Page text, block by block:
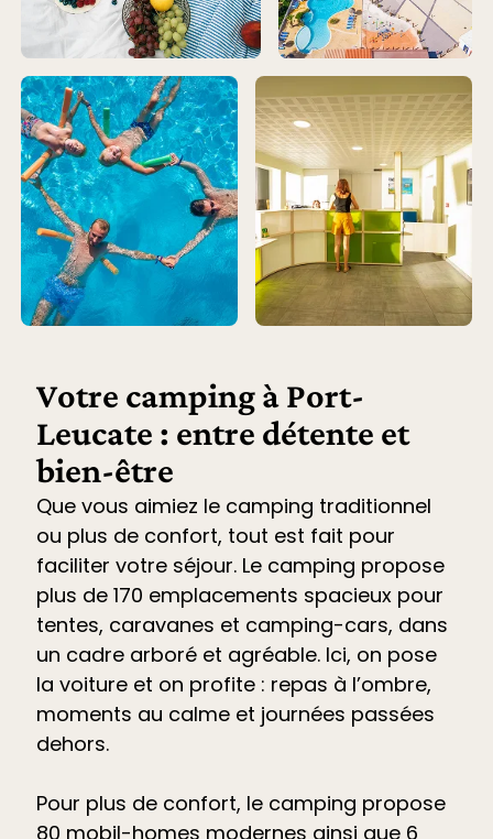
Votre camping à Port-
Leucate : entre détente et
bien-être
Que vous aimiez le camping traditionnel
ou plus de confort, tout est fait pour
faciliter votre séjour. Le camping propose
plus de 170 emplacements spacieux pour
tentes, caravanes et camping-cars, dans
un cadre arboré et agréable. Ici, on pose
la voiture et on profite : repas à l’ombre,
moments au calme et journées passées
dehors.
Pour plus de confort, le camping propose
80 mobil-homes modernes ainsi que 6